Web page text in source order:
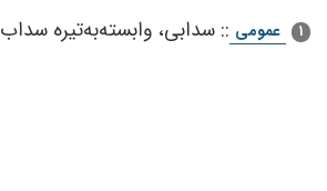
1 عمومی :: سدابی‌، وابسته‌به‌تیره‌ سداب‌